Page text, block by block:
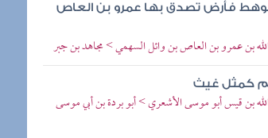
فأرض تصدق بها عمرو بن العاص
الله بن عمرو بن العاص بن وائل السهمي > مجاهد بن جبر
كمثل غيث
بن قيس أبو موسى الأشعري > أبو بردة بن أبي موسى